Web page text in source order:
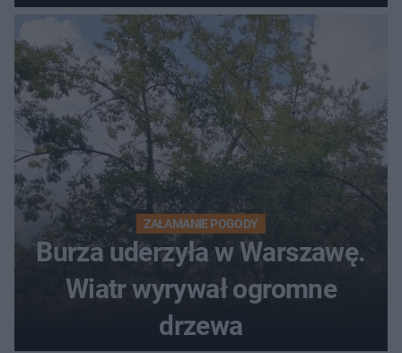
wiadomości z pilnym
ostrzeżeniem
ZAŁAMANIE POGODY
Burza uderzyła w Warszawę.
Wiatr wyrywał ogromne
drzewa